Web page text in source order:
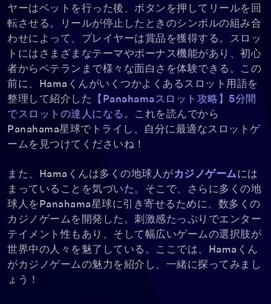
ヤーはベットを行った後、ボタンを押してリールを回
転させる。リールが停止したときのシンボルの組み合
わせによって、プレイヤーは賞品を獲得する。スロッ
トにはさまざまなテーマやボーナス機能があり、初心
者からベテランまで様々な面白さを体験できる。この
前に、Hamaくんがいくつかよくあるスロット用語を
整理して紹介した
【Panahamaスロット攻略】5分間
でスロットの達人になる 。これを読んでから
Panahama星球でトライし、自分に最適なスロットゲ
ームを見つけてくださいね！
また、Hamaくんは多くの地球人がカジノゲームには
まっていることを気づいた。そこで、さらに多くの地
球人をPanahama星球に引き寄せるために、数多くの
カジノゲームを開発した。刺激感たっぷりでエンター
テイメント性もあり、そして幅広いゲームの選択肢が
世界中の人々を魅了している。ここでは、Hamaくん
がカジノゲームの魅力を紹介し、一緒に探ってみまし
ょう！